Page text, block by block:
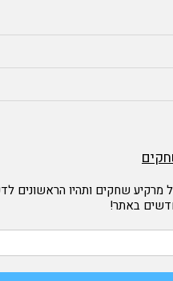
מרקיע שחקים ותהיו הראשונים
באתר!